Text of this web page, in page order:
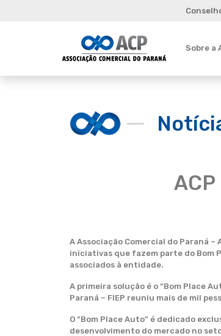
Sobre a
A Associação Comercial do Paraná
iniciativas que fazem parte do Bom
associados à entidade.
A primeira solução é o “Bom Place
Paraná – FIEP reuniu mais de mil
O “Bom Place Auto” é dedicado
desenvolvimento do mercado no